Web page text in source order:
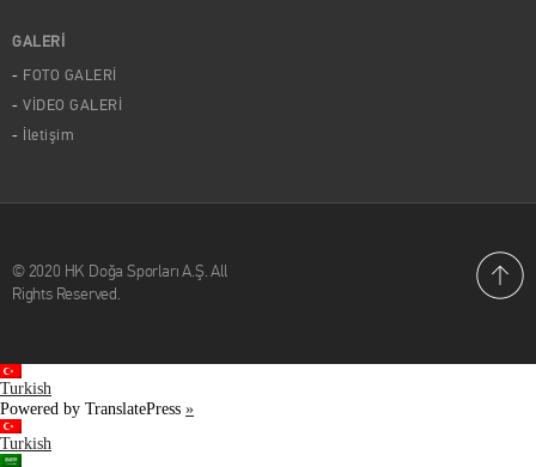
GALERİ
FOTO GALERİ
VİDEO GALERİ
İletişim
© 2020 HK Doğa Sporları A.Ş. All
Rights Reserved.
Turkish
Powered by TranslatePress »
Turkish